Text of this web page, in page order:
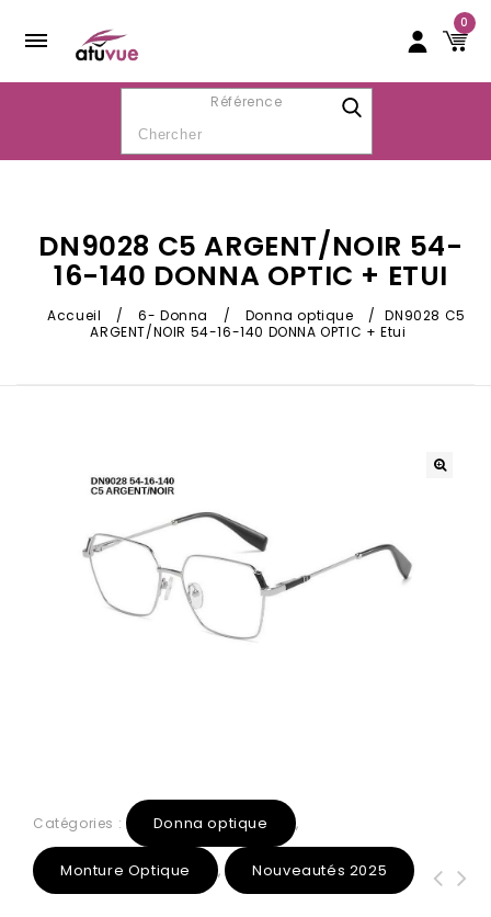
0
Référence
DN9028 C5 ARGENT/NOIR 54-
16-140 DONNA OPTIC + ETUI
Accueil / 6- Donna / Donna optique /
DN9028 C5
ARGENT/NOIR 54-16-140 DONNA OPTIC + Etui
Catégories : Donna optique ,
Monture Optique , Nouveautés 2025